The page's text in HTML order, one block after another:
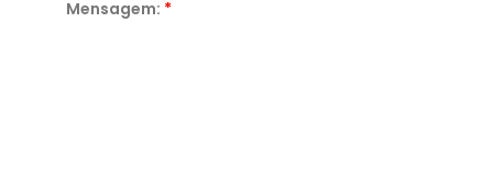
Mensagem: *